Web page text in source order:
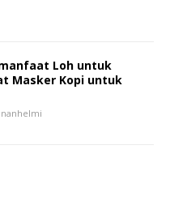
Loh untuk
Masker Kopi untuk